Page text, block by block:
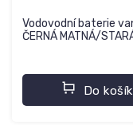
Vodovodní baterie vanová,
ČERNÁ MATNÁ/
Do